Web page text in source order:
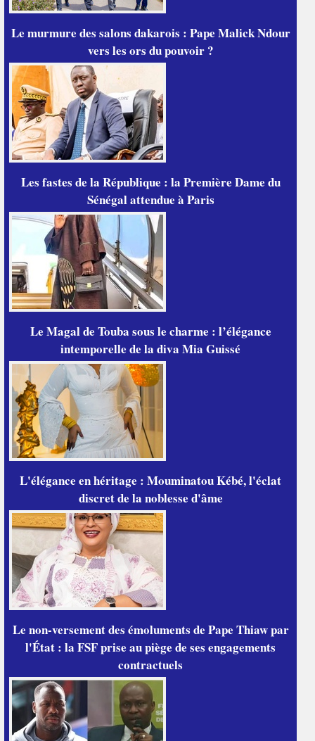
Le murmure des salons dakarois : Pape Malick Ndour
vers les ors du pouvoir ?
Les fastes de la République : la Première Dame du
Sénégal attendue à Paris
Le Magal de Touba sous le charme : l’élégance
intemporelle de la diva Mia Guissé
L'élégance en héritage : Mouminatou Kébé, l'éclat
discret de la noblesse d'âme
Le non-versement des émoluments de Pape Thiaw par
l'État : la FSF prise au piège de ses engagements
contractuels